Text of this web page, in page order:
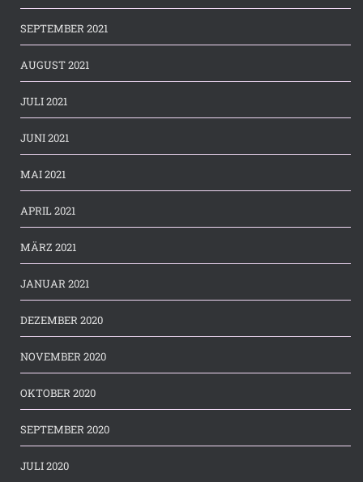
SEPTEMBER 2021
AUGUST 2021
JULI 2021
JUNI 2021
MAI 2021
APRIL 2021
MÄRZ 2021
JANUAR 2021
DEZEMBER 2020
NOVEMBER 2020
OKTOBER 2020
SEPTEMBER 2020
JULI 2020